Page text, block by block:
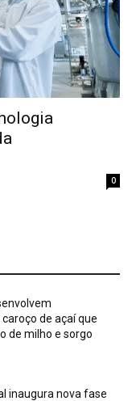
0
de açaí que
de milho e sorgo
inaugura nova fase